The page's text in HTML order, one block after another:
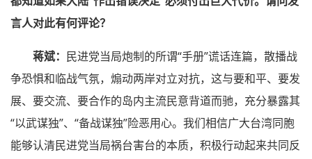
言人对此有何评论？
蒋斌： 民进党当局炮制的所谓“手册”谎话连篇，散播战
争恐惧和临战气氛，煽动两岸对立对抗，这与要和平、要发
展、要交流、要合作的岛内主流民意背道而驰，充分暴露其
“以武谋独”、“备战谋独”险恶用心。我们相信广大台湾同胞
能够认清民进党当局祸台害台的本质，积极行动起来共同反